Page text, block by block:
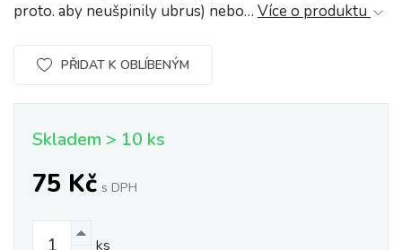
proto. aby neušpinily ubrus) nebo… Více o produktu
PŘIDAT K OBLÍBENÝM
Skladem > 10 ks
75 Kč s DPH
ks